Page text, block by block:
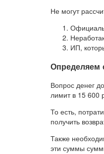
Не могут
ИП,
Определяем
Вопрос денег
лимит в 15 600
То есть,
получить
Также
эти суммы